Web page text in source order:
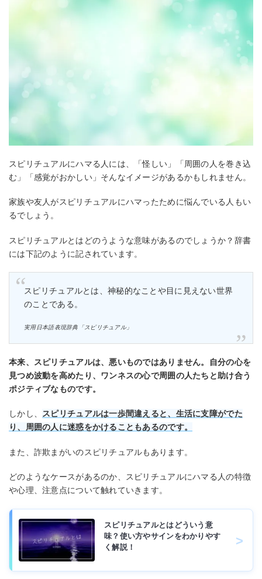
スピリチュアルにハマる人には、「怪しい」「周囲の人を巻き込
む」「感覚がおかしい」そんなイメージがあるかもしれません。
家族や友人がスピリチュアルにハマったために悩んでいる人もい
るでしょう。
スピリチュアルとはどのうような意味があるのでしょうか？辞書
には下記のように記されています。
スピリチュアルとは、神秘的なことや目に見えない世界
のことである。
実用日本語表現辞典「スピリチュアル」
本来、スピリチュアルは、悪いものではありません。自分の心を
見つめ波動を高めたり、ワンネスの心で周囲の人たちと助け合う
ポジティブなものです。
しかし、 スピリチュアルは一歩間違えると、生活に支障がでた
り、周囲の人に迷惑をかけることもあるのです。
また、詐欺まがいのスピリチュアルもあります。
どのようなケースがあるのか、スピリチュアルにハマる人の特徴
や心理、注意点について触れていきます。
スピリチュアルとはどういう意
味？使い方やサインをわかりやす
く解説！